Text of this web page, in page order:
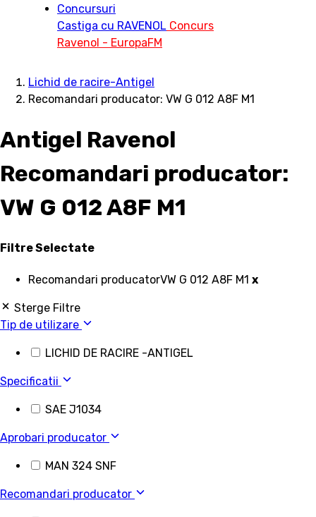
Concursuri
Castiga cu RAVENOL Concurs
Ravenol - EuropaFM
Lichid de racire-Antigel
Recomandari producator: VW G 012 A8F M1
Antigel Ravenol
Recomandari producator:
VW G 012 A8F M1
Filtre Selectate
Recomandari producatorVW G 012 A8F M1 x
Sterge Filtre
Tip de utilizare
LICHID DE RACIRE -ANTIGEL
Specificatii
SAE J1034
Aprobari producator
MAN 324 SNF
Recomandari producator